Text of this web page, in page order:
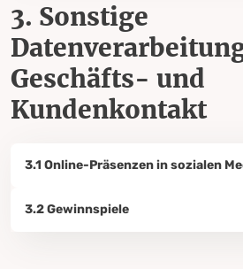
3. Sonstige
Geschäfts- und
Kundenkontakt
3.1 Online-Präsenzen in sozialen
3.2 Gewinnspiele